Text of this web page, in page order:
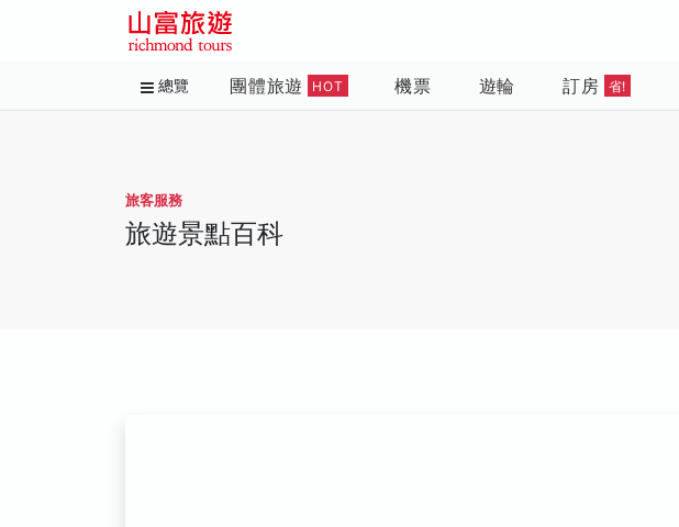
總覽 團體旅遊 HOT 機票 遊輪 訂房 省!
旅客服務
旅遊景點百科